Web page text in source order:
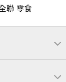
聯 零食
米果
椒鹽
小魚